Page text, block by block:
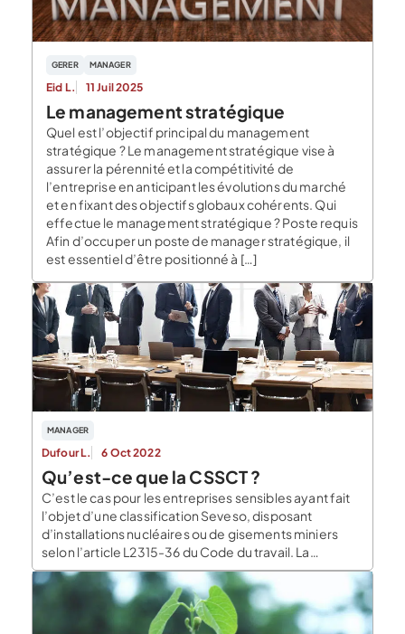
GERER MANAGER
Eid L. 11 Juil 2025
Le management stratégique
Quel est l’objectif principal du management
stratégique ? Le management stratégique vise à
assurer la pérennité et la compétitivité de
l’entreprise en anticipant les évolutions du marché
et en fixant des objectifs globaux cohérents. Qui
effectue le management stratégique ? Poste requis
Afin d’occuper un poste de manager stratégique, il
est essentiel d’être positionné à […]
MANAGER
Dufour L. 6 Oct 2022
Qu’est-ce que la CSSCT ?
C’est le cas pour les entreprises sensibles ayant fait
l’objet d’une classification Seveso, disposant
d’installations nucléaires ou de gisements miniers
selon l’article L2315-36 du Code du travail. La
commission est composée de l’employeur qui
préside cette dernière, les représentants du
personnel, ainsi qu’un médecin du travail, le
responsable du service de sécurité et des conditions